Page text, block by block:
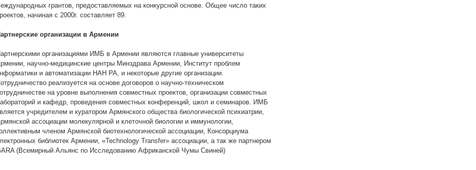
грантов, предоставляемых на конкурсной основе. Общее число таких
начиная с 2000г. составляет 89.
организации в Армении
организациями ИМБ в Армении являются главные университеты
научно-медицинские центры Минздрава Армении, Институт проблем
и автоматизации НАН РА, и некоторые другие организации.
реализуется на основе договоров о научно-техническом
на уровне выполнения совместных проектов, организации совместных
и кафедр, проведения совместных конференций, школ и семинаров. ИМБ
учредителем и куратором Армянского общества биологической психиатрии,
ассоциации молекулярной и клеточной биологии и иммунологии,
членом Армянской биотехнологической ассоциации, Консорциума
библиотек Армении, «Technology Transfer» ассоциации, а так же партнером
(Всемирный Альянс по Исследованию Африканской Чумы Свиней)